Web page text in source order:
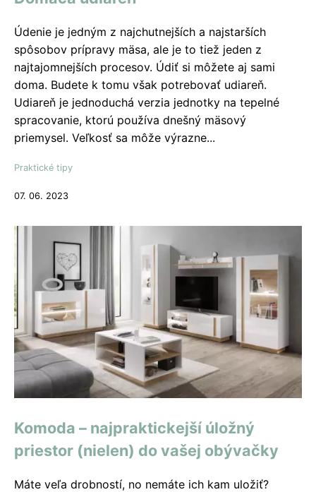
Údenie je jedným z najchutnejších a najstarších
spôsobov prípravy mäsa, ale je to tiež jeden z
najtajomnejších procesov. Údiť si môžete aj sami
doma. Budete k tomu však potrebovať udiareň.
Udiareň je jednoduchá verzia jednotky na tepelné
spracovanie, ktorú používa dnešný mäsový
priemysel. Veľkosť sa môže výrazne...
Praktické tipy
07. 06. 2023
Komoda – najpraktickejší úložný
priestor (nielen) do vašej obývačky
Máte veľa drobností, no nemáte ich kam uložiť?